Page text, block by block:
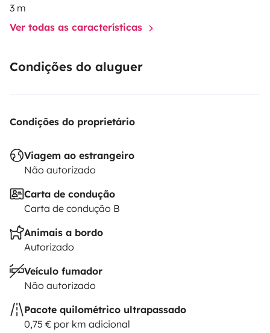
3 m
Ver todas as características
Condições do aluguer
Condições do proprietário
Viagem ao estrangeiro
Não autorizado
Carta de condução
Carta de condução B
Animais a bordo
Autorizado
Veículo fumador
Não autorizado
Pacote quilométrico ultrapassado
0,75 € por km adicional